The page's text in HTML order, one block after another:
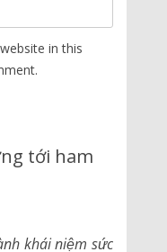
in this
tới ham
khái niệm sức